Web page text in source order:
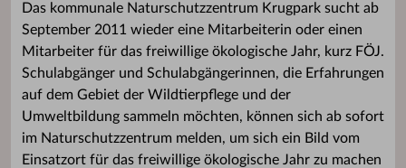
Das kommunale Naturschutzzentrum Krugpark sucht ab
September 2011 wieder eine Mitarbeiterin oder einen
Mitarbeiter für das freiwillige ökologische Jahr, kurz FÖJ.
Schulabgänger und Schulabgängerinnen, die Erfahrungen
auf dem Gebiet der Wildtierpflege und der
Umweltbildung sammeln möchten, können sich ab sofort
im Naturschutzzentrum melden, um sich ein Bild vom
Einsatzort für das freiwillige ökologische Jahr zu machen